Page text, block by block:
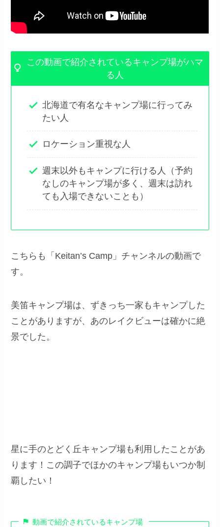
この動画で紹介されているキャンプ場がハマ
る人
北海道で有名なキャンプ場に行ってみ
たい人
ロケーション重視な人
週末以外もキャンプに行ける人（予約
なしのキャンプ場が多く、週末は訪れ
ても入場できないことも）
こちらも「Keitan’s Camp」チャンネルの動画で
す。
美笛キャンプ場は、ずきっち一家もキャンプした
ことがありますが、あのレイクビューは確かに絶
景でした。
星に手のとどく丘キャンプ場も利用したことがあ
ります！この調子でほかのキャンプ場もいつか制
覇したい！
動画で紹介されているキャンプ場